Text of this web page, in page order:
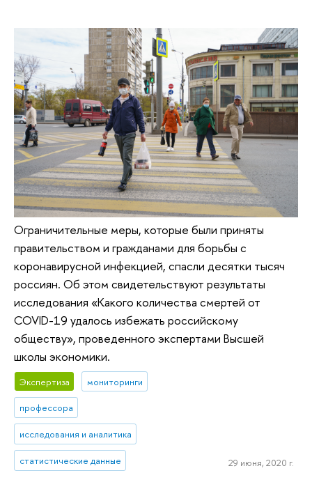
Ограничительные меры, которые были приняты
правительством и гражданами для борьбы с
коронавирусной инфекцией, спасли десятки тысяч
россиян. Об этом свидетельствуют результаты
исследования «Какого количества смертей от
COVID-19 удалось избежать российскому
обществу», проведенного экспертами Высшей
школы экономики.
Экспертиза мониторинги
профессора
исследования и аналитика
статистические данные 29 июня, 2020 г.